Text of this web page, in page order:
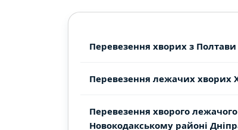
Перевезення хворих з
Перевезення лежачих хворих
Перевезення хворого
Новокодакському районі